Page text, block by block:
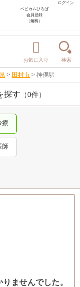
ログイン
ベビカムひろば
会員登録
（無料）
お気に入り 検索
> 田村市 > 神俣駅
探す （0件）
療
師
ませんでした。